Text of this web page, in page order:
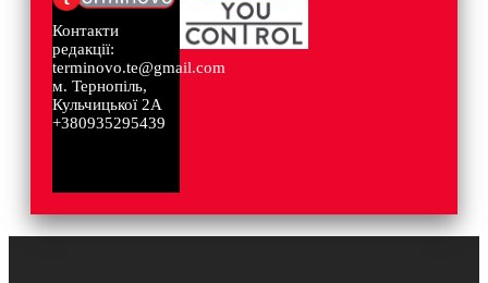
Контакти
редакції:
terminovo.te@gmail.com
м. Тернопіль,
Кульчицької 2А
+380935295439